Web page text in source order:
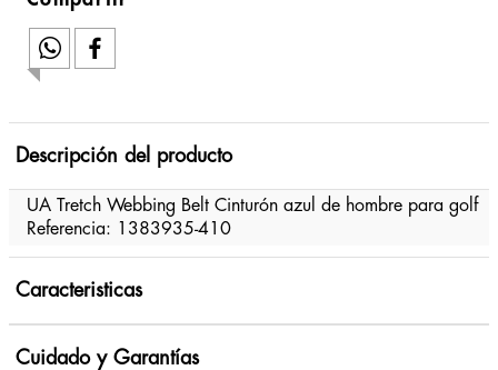
Descripción del producto
UA Tretch Webbing Belt Cinturón azul de hombre para golf
Referencia: 1383935-410
Caracteristicas
Cuidado y Garantías